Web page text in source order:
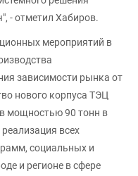
- отметил Хабиров.
мероприятий в
зависимости рынка от
нового корпуса ТЭЦ
мощностью 90 тонн в
всех
социальных и
и регионе в сфере